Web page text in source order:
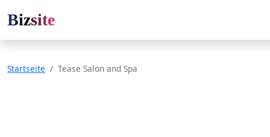
Bizsite
Startseite Tease Salon and Spa